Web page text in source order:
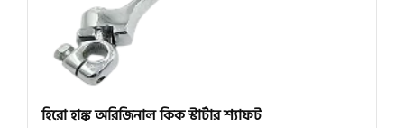
হিরো হাঙ্ক অরিজিনাল কিক স্টার্টার শ্যাফট